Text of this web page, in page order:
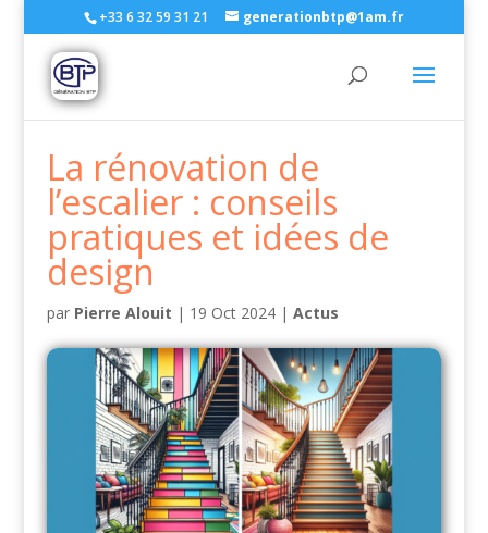
+33 6 32 59 31 21 generationbtp@1am.fr
La rénovation de
l’escalier : conseils
pratiques et idées de
design
par Pierre Alouit | 19 Oct 2024| Actus